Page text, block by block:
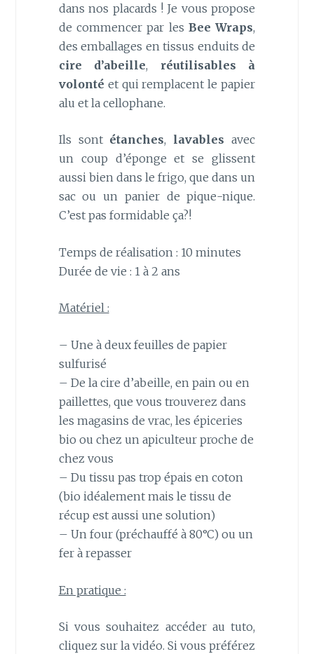
dans nos placards ! Je vous propose
de commencer par lesBee Wraps,
des emballages en tissus enduits de
cire d’abeille, réutilisables à
volonté et qui remplacent le papier
alu et la cellophane.
Ils sont étanches, lavables avec
un coup d’éponge et se glissent
aussi bien dans le frigo, que dans un
sac ou un panier de pique-nique.
C’est pas formidable ça?!
Temps de réalisation : 10 minutes
Durée de vie : 1 à 2 ans
Matériel :
– Une à deux feuilles de papier
sulfurisé
– De la cire d’abeille, en pain ou en
paillettes, que vous trouverez dans
les magasins de vrac, les épiceries
bio ou chez un apiculteur proche de
chez vous
– Du tissu pas trop épais en coton
(bio idéalement mais le tissu de
récup est aussi une solution)
– Un four (préchauffé à 80°C) ou un
fer à repasser
En pratique :
Si vous souhaitez accéder au tuto,
cliquez sur la vidéo. Si vous préférez